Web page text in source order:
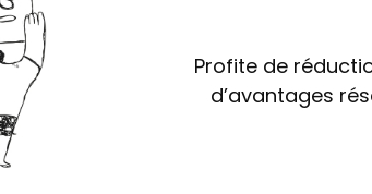
Profite de
d’avantages